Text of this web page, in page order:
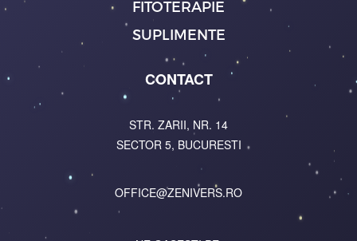
FITOTERAPIE
SUPLIMENTE
CONTACT
STR. ZARII, NR. 14
SECTOR 5, BUCURESTI
OFFICE@ZENIVERS.RO